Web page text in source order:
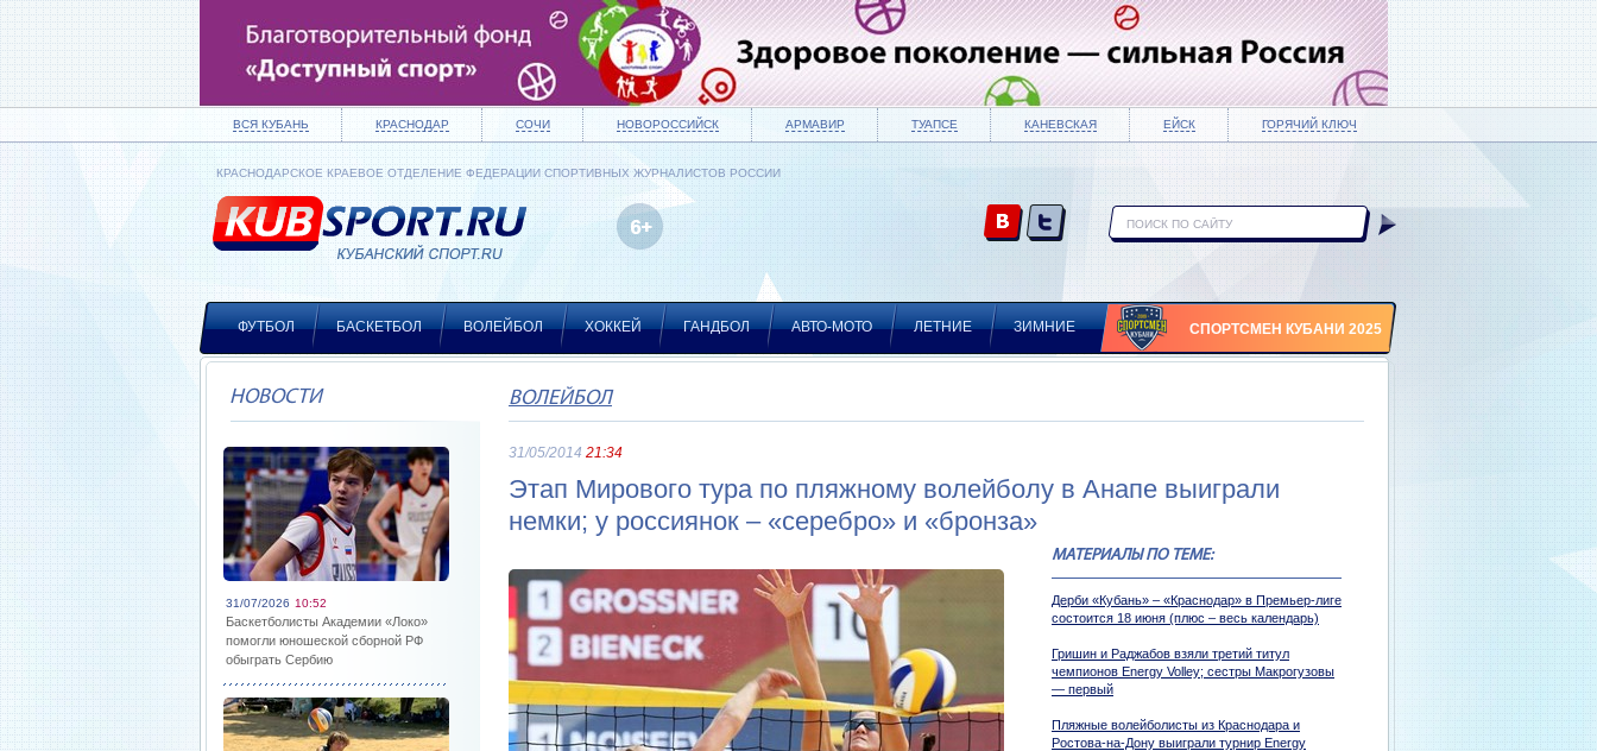
ВСЯ КУБАНЬ КРАСНОДАР СОЧИ НОВОРОССИЙСК АРМАВИР ТУАПСЕ КАНЕВСКАЯ ЕЙСК ГОРЯЧИЙ КЛЮЧ
КРАСНОДАРСКОЕ КРАЕВОЕ ОТДЕЛЕНИЕ ФЕДЕРАЦИИ СПОРТИВНЫХ ЖУРНАЛИСТОВ РОССИИ
ФУТБОЛ БАСКЕТБОЛ ВОЛЕЙБОЛ ХОККЕЙ ГАНДБОЛ АВТО-МОТО ЛЕТНИЕ ЗИМНИЕ СПОРТСМЕН КУБАНИ 2025
НОВОСТИ
31/07/2026 10:52
Баскетболисты Академии «Локо»
помогли юношеской сборной РФ
обыграть Сербию
ВОЛЕЙБОЛ
31/05/2014 21:34
Этап Мирового тура по пляжному волейболу в Анапе выиграли
немки; у россиянок – «серебро» и «бронза»
МАТЕРИАЛЫ ПО ТЕМЕ:
Дерби «Кубань» – «Краснодар» в Премьер-лиге
состоится 18 июня (плюс – весь календарь)
Гришин и Раджабов взяли третий титул
чемпионов Energy Volley; сестры Макрогузовы
— первый
Пляжные волейболисты из Краснодара и
Ростова-на-Дону выиграли турнир Energy